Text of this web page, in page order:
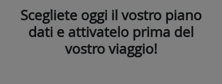
Scegliete oggi il vostro piano
dati e attivatelo prima del
vostro viaggio!